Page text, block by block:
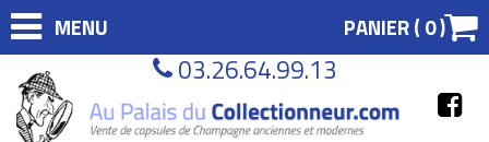
MENU PANIER (0)
03.26.64.99.13